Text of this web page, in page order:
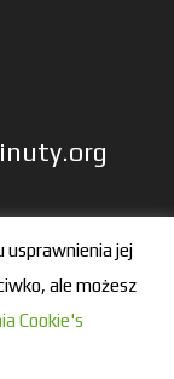
usprawnienia jej
ale możesz
Cookie's